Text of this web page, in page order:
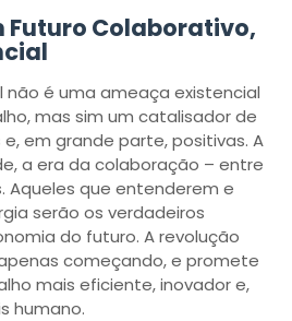
Futuro Colaborativo,
não é uma ameaça existencial
mas sim um catalisador de
em grande parte, positivas. A
a era da colaboração – entre
Aqueles que entenderem e
serão os verdadeiros
do futuro. A revolução
começando, e promete
mais eficiente, inovador e,
humano.